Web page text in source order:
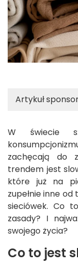
Artykuł
W świecie
zachęcają do
trendem jest
które już na
zupełnie inne
sieciówek. Co
zasady? I
swojego życia?
Co to jest